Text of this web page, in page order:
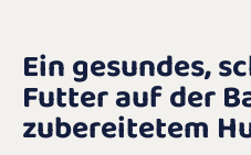
Ein gesundes,
Futter auf der
zubereitetem